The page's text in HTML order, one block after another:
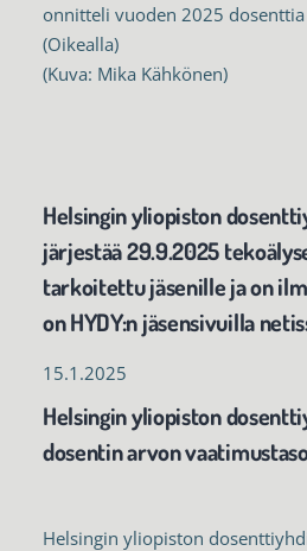
onnitteli vuoden 2025 dosenttia
(Oikealla)
(Kuva: Mika Kähkönen)
Helsingin yliopiston
järjestää 29.9.2025
tarkoitettu jäsenille ja on
on HYDY:n jäsensivuilla
15.1.2025
Helsingin yliopiston
dosentin arvon
Helsingin yliopiston